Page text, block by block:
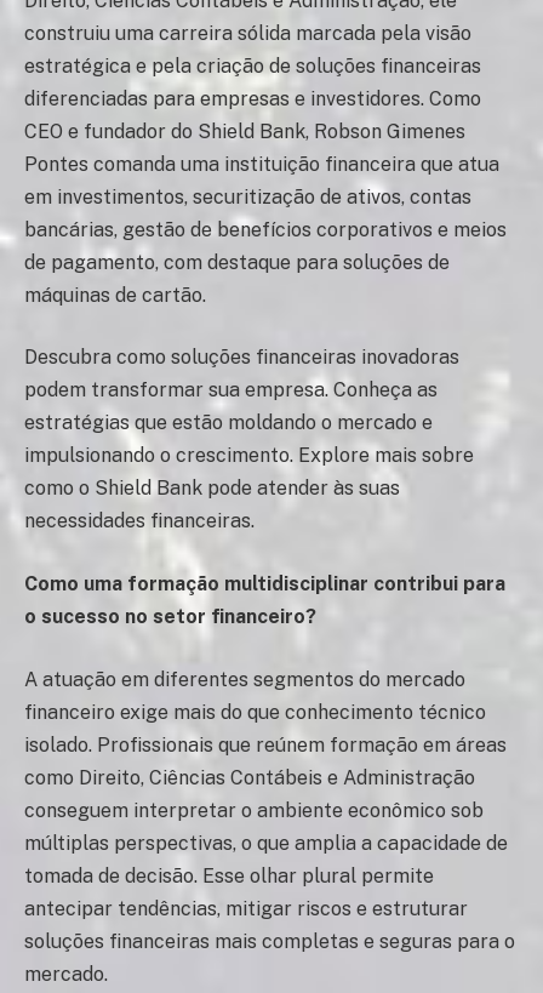
construiu uma carreira sólida marcada pela visão
estratégica e pela criação de soluções financeiras
diferenciadas para empresas e investidores. Como
CEO e fundador do Shield Bank, Robson Gimenes
Pontes comanda uma instituição financeira que atua
em investimentos, securitização de ativos, contas
bancárias, gestão de benefícios corporativos e meios
de pagamento, com destaque para soluções de
máquinas de cartão.
Descubra como soluções financeiras inovadoras
podem transformar sua empresa. Conheça as
estratégias que estão moldando o mercado e
impulsionando o crescimento. Explore mais sobre
como o Shield Bank pode atender às suas
necessidades financeiras.
Como uma formação multidisciplinar contribui para
o sucesso no setor financeiro?
A atuação em diferentes segmentos do mercado
financeiro exige mais do que conhecimento técnico
isolado. Profissionais que reúnem formação em áreas
como Direito, Ciências Contábeis e Administração
conseguem interpretar o ambiente econômico sob
múltiplas perspectivas, o que amplia a capacidade de
tomada de decisão. Esse olhar plural permite
antecipar tendências, mitigar riscos e estruturar
soluções financeiras mais completas e seguras para o
mercado.